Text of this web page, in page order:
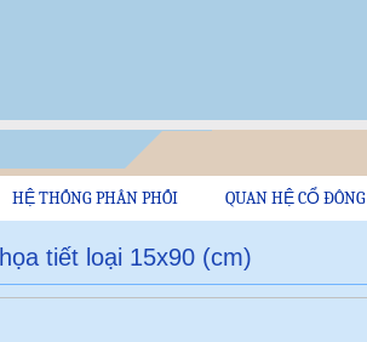
HỆ THỐNG PHÂN PHỐI QUAN HỆ CỔ ĐÔNG
tiết loại 15x90 (cm)